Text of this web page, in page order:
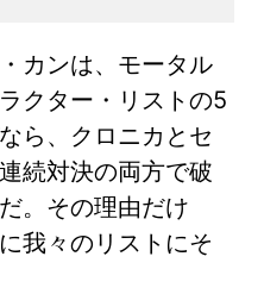
カンは、モータル
クター・リストの5
ら、クロニカとセ
続対決の両方で破
。その理由だけ
我々のリストにそ